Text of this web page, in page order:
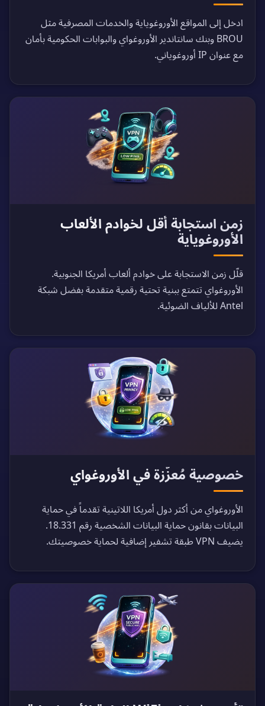
ادخل إلى المواقع الأوروغوياية والخدمات المصرفية مثل
BROU وبنك سانتاندير الأوروغواي والبوابات الحكومية بأمان
مع عنوان IP أوروغوياني.
زمن استجابة أقل لخوادم الألعاب
الأوروغوياية
قلّل زمن الاستجابة على خوادم ألعاب أمريكا الجنوبية.
الأوروغواي تتمتع ببنية تحتية رقمية متقدمة بفضل شبكة
Antel للألياف الضوئية.
خصوصية مُعزّزة في الأوروغواي
الأوروغواي من أكثر دول أمريكا اللاتينية تقدماً في حماية
البيانات بقانون حماية البيانات الشخصية رقم 18.331.
يضيف VPN طبقة تشفير إضافية لحماية خصوصيتك.